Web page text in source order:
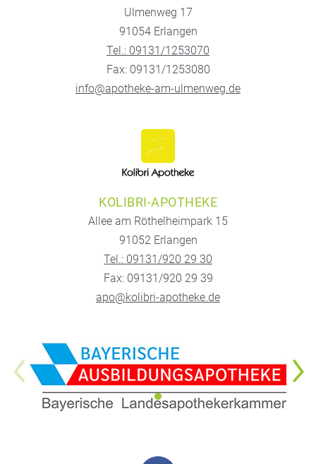
Ulmenweg 17
91054 Erlangen
Tel.: 09131/1253070
Fax: 09131/1253080
info@apotheke-am-ulmenweg.de
KOLIBRI-APOTHEKE
Allee am Röthelheimpark 15
91052 Erlangen
Tel.: 09131/920 29 30
Fax: 09131/920 29 39
apo@kolibri-apotheke.de